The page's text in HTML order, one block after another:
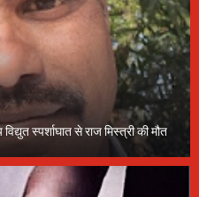
स्पर्शाघात से राज मिस्त्री की मौत